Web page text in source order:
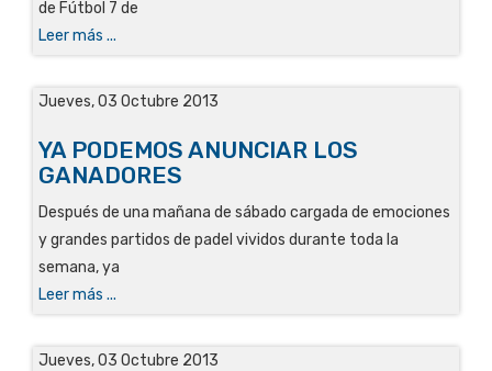
de Fútbol 7 de
Leer más ...
Jueves, 03 Octubre 2013
YA PODEMOS ANUNCIAR LOS
GANADORES
Después de una mañana de sábado cargada de emociones
y grandes partidos de padel vividos durante toda la
semana, ya
Leer más ...
Jueves, 03 Octubre 2013